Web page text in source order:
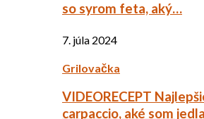
so syrom feta, aký…
7. júla 2024
Grilovačka
VIDEORECEPT
carpaccio, aké som jedla